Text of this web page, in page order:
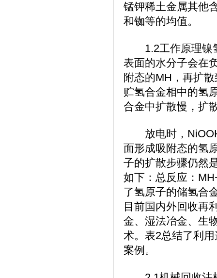
锰钾稀土金属其他
和铷等的均值。
1.2工作原理镍氢
表面的水分子会在
附态的MH，再扩
贮氢合金相中的氢
合金中扩散慢，扩
放电时，NiOOH
面形成吸附态的氢
子的扩散步骤仍然
如下：总反应：
了氢原子的储氢合
目前国内外回收再
金、湿法冶金、生
术。表2总结了利
案例。